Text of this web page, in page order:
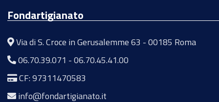
Fondartigianato
Via di S. Croce in Gerusalemme 63 - 00185 Roma
06.70.39.071 -06.70.45.41.00
CF: 97311470583
info@fondartigianato.it